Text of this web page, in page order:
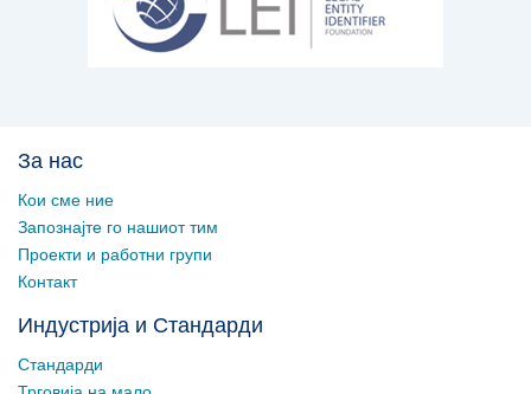
За нас
Кои сме ние
Запознајте го нашиот тим
Проекти и работни групи
Контакт
Индустрија и Стандарди
Стандарди